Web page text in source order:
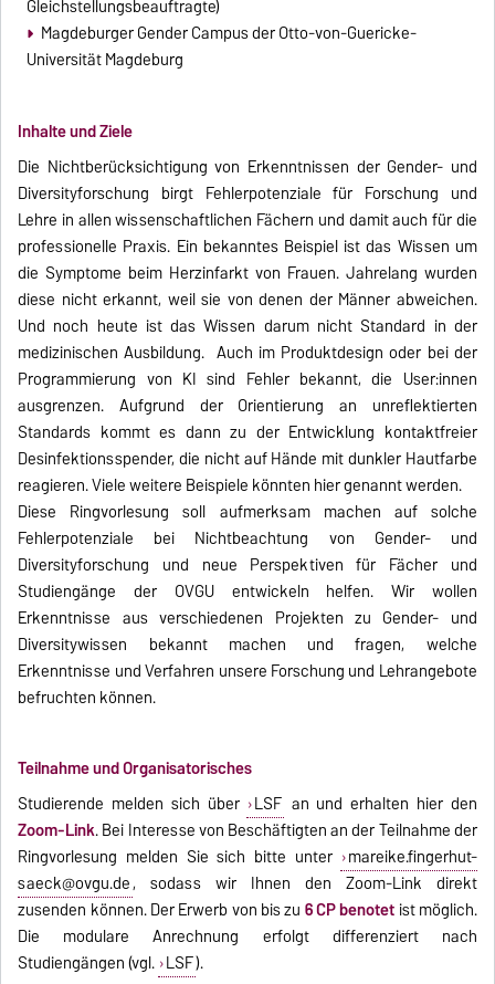
Gleichstellungsbeauftragte)
Magdeburger Gender Campus der Otto-von-Guericke-
Universität Magdeburg
Inhalte und Ziele
Die Nichtberücksichtigung von Erkenntnissen der Gender- und
Diversityforschung birgt Fehlerpotenziale für Forschung und
Lehre in allen wissenschaftlichen Fächern und damit auch für die
professionelle Praxis. Ein bekanntes Beispiel ist das Wissen um
die Symptome beim Herzinfarkt von Frauen. Jahrelang wurden
diese nicht erkannt, weil sie von denen der Männer abweichen.
Und noch heute ist das Wissen darum nicht Standard in der
medizinischen Ausbildung. Auch im Produktdesign oder bei der
Programmierung von KI sind Fehler bekannt, die User:innen
ausgrenzen. Aufgrund der Orientierung an unreflektierten
Standards kommt es dann zu der Entwicklung kontaktfreier
Desinfektionsspender, die nicht auf Hände mit dunkler Hautfarbe
reagieren. Viele weitere Beispiele könnten hier genannt werden.
Diese Ringvorlesung soll aufmerksam machen auf solche
Fehlerpotenziale bei Nichtbeachtung von Gender- und
Diversityforschung und neue Perspektiven für Fächer und
Studiengänge der OVGU entwickeln helfen. Wir wollen
Erkenntnisse aus verschiedenen Projekten zu Gender- und
Diversitywissen bekannt machen und fragen, welche
Erkenntnisse und Verfahren unsere Forschung und Lehrangebote
befruchten können.
Teilnahme und Organisatorisches
Studierende melden sich über LSF an und erhalten hier den
Zoom-Link. Bei Interesse von Beschäftigten an der Teilnahme der
Ringvorlesung melden Sie sich bitte unter
mareike.fingerhut-
saeck@ovgu.de, sodass wir Ihnen den Zoom-Link direkt
zusenden können. Der Erwerb von bis zu 6 CP benotet ist möglich.
Die modulare Anrechnung erfolgt differenziert nach
Studiengängen (vgl. LSF).